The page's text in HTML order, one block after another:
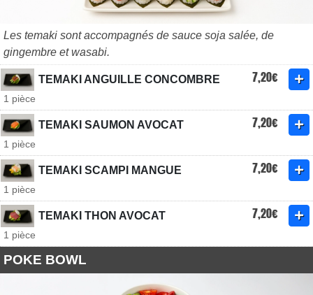
Les temaki sont accompagnés de sauce soja salée, de
gingembre et wasabi.
TEMAKI ANGUILLE CONCOMBRE 7,20€
1 pièce
TEMAKI SAUMON AVOCAT 7,20€
1 pièce
TEMAKI SCAMPI MANGUE 7,20€
1 pièce
TEMAKI THON AVOCAT 7,20€
1 pièce
POKE BOWL